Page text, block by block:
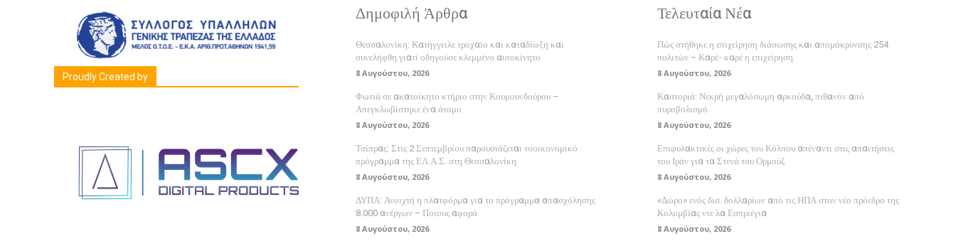
Proudly Created by
Δημοφιλή Άρθρα
Θεσσαλονίκη: Κατήγγειλε τροχαίο και καταδίωξη και
συνελήφθη γιατί οδηγούσε κλεμμένο αυτοκίνητο
8 Αυγούστου, 2026
Φωτιά σε ακατοίκητο κτήριο στην Κουμουνδούρου –
Απεγκλωβίστηκε ένα άτομο
8 Αυγούστου, 2026
Τσίπρας: Στις 2 Σεπτεμβρίου παρουσιάζεται τοοικονομικό
πρόγραμμα της ΕΛ.Α.Σ. στη Θεσσαλονίκη
8 Αυγούστου, 2026
ΔΥΠΑ: Ανοιχτή η πλατφόρμα για το πρόγραμμα απασχόλησης
8.000 ανέργων – Ποιους αφορά
8 Αυγούστου, 2026
Τελευταία Νέα
Πώς στήθηκε η επιχείρηση διάσωσης και απομάκρυνσης 254
πολιτών – Καρέ- καρέ η επιχείρηση
8 Αυγούστου, 2026
Καστοριά: Νεκρή μεγαλόσωμη αρκούδα, πιθανόν από
πυροβολισμό
8 Αυγούστου, 2026
Επιφυλακτικές οι χώρες του Κόλπου απέναντι στις απαιτήσεις
του Ιράν για τα Στενά του Ορμούζ
8 Αυγούστου, 2026
«Δώρο» ενός δισ. δολλαρίων από τις ΗΠΑ στον νέο πρόεδρο της
Κολομβίας ντε λα Εσπριέγια
8 Αυγούστου, 2026